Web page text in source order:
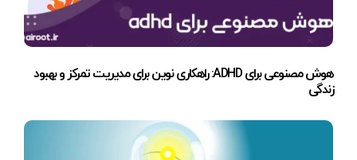
هوش مصنوعی برای ADHD: راهکاری نوین برای مدیریت تمرکز و بهبود
زندگی